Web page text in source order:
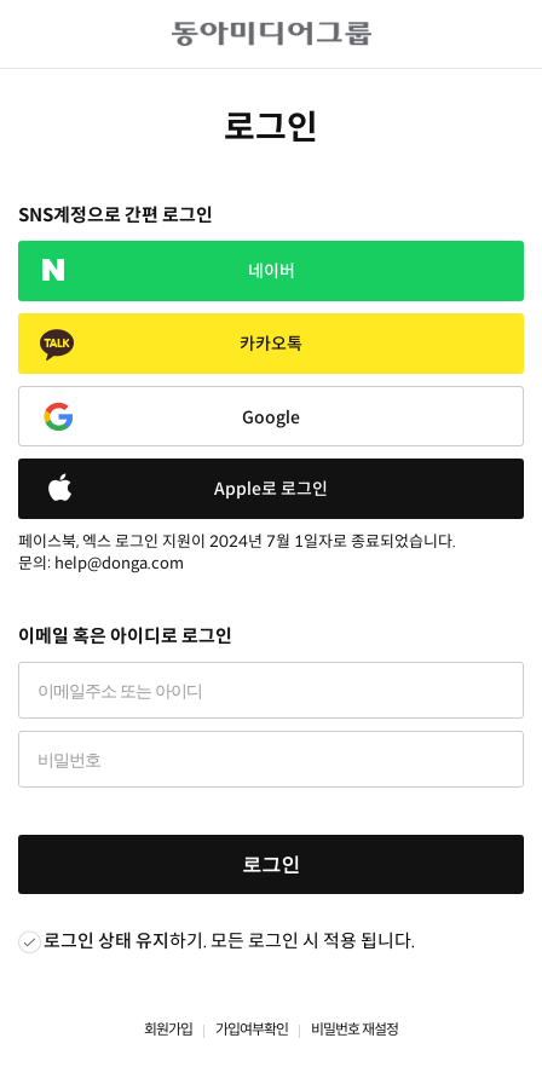
로그인
SNS계정으로 간편 로그인
네이버
카카오톡
Google
Apple로 로그인
페이스북, 엑스 로그인 지원이 2024년 7월 1일자로 종료되었습니다.
문의: help@donga.com
이메일 혹은 아이디로 로그인
로그인
로그인 상태 유지하기. 모든 로그인 시 적용 됩니다.
회원가입 가입여부확인 비밀번호 재설정